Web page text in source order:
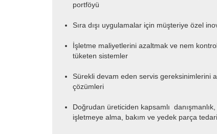
portföyü
Sıra dışı uygulamalar için müşteriye özel
İşletme maliyetlerini azaltmak ve nem
tüketen sistemler
Sürekli devam eden servis gereksinimlerini
çözümleri
Doğrudan üreticiden kapsamlı
işletmeye alma, bakım ve yedek parça